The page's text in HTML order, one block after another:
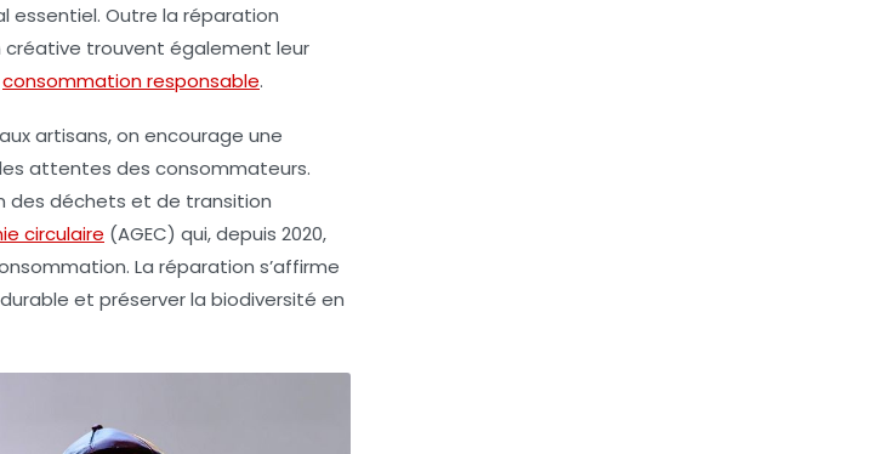
essentiel. Outre la réparation
trouvent également leur
consommation responsable.
artisans, on encourage une
attentes des consommateurs.
des déchets et de transition
circulaire (AGEC) qui, depuis 2020,
La réparation s’affirme
et préserver la biodiversité en